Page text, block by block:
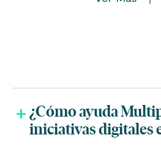
¿Cómo ayuda
iniciativas digitales